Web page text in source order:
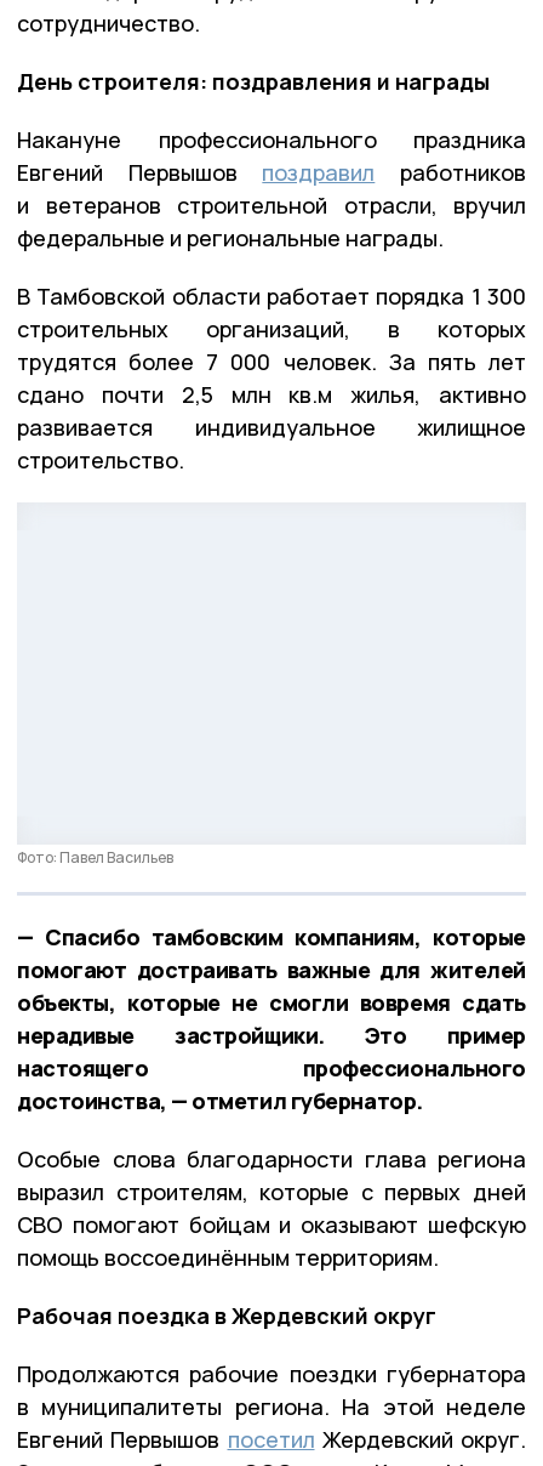
сотрудничество.
День строителя: поздравления и награды
Накануне профессионального праздника
Евгений Первышов поздравил работников
и ветеранов строительной отрасли, вручил
федеральные и региональные награды.
В Тамбовской области работает порядка 1 300
строительных организаций, в которых
трудятся более 7 000 человек. За пять лет
сдано почти 2,5 млн кв.м жилья, активно
развивается индивидуальное жилищное
строительство.
Фото: Павел Васильев
— Спасибо тамбовским компаниям, которые
помогают достраивать важные для жителей
объекты, которые не смогли вовремя сдать
нерадивые застройщики. Это пример
настоящего профессионального
достоинства, — отметил губернатор.
Особые слова благодарности глава региона
выразил строителям, которые с первых дней
СВО помогают бойцам и оказывают шефскую
помощь воссоединённым территориям.
Рабочая поездка в Жердевский округ
Продолжаются рабочие поездки губернатора
в муниципалитеты региона. На этой неделе
Евгений Первышов посетил Жердевский округ.